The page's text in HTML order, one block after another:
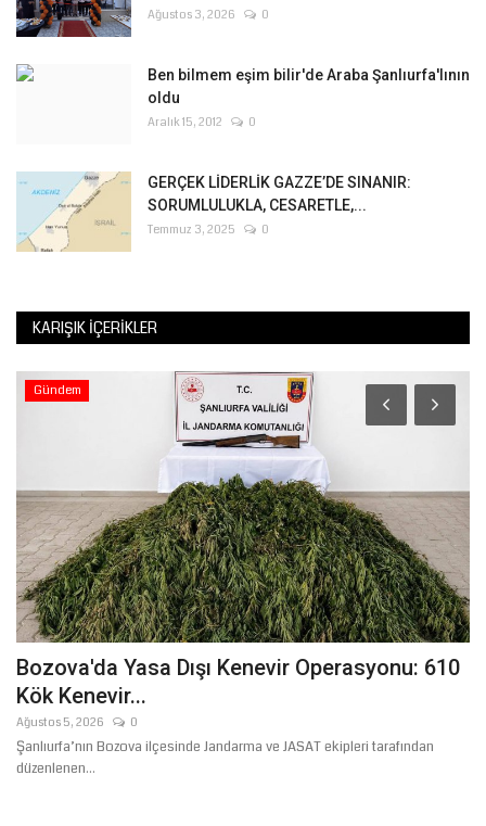
Ağustos 3, 2026 0
Ben bilmem eşim bilir'de Araba Şanlıurfa'lının
oldu
Aralık 15, 2012 0
GERÇEK LİDERLİK GAZZE’DE SINANIR:
SORUMLULUKLA, CESARETLE,...
Temmuz 3, 2025 0
KARIŞIK İÇERIKLER
Gündem
Bozova'da Yasa Dışı Kenevir Operasyonu: 610
Kök Kenevir...
Ağustos 5, 2026 0
Şanlıurfa’nın Bozova ilçesinde Jandarma ve JASAT ekipleri tarafından
düzenlenen...